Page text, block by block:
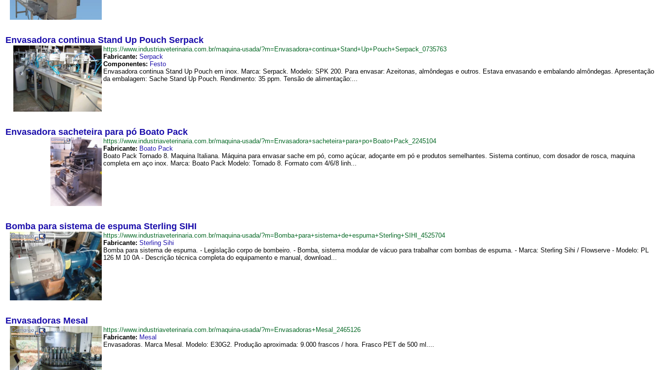
Envasadora continua Stand Up Pouch Serpack
https://www.industriaveterinaria.com.br/maquina-usada/?m=Envasadora+continua+Stand+Up+Pouch+Serpack_0735763
Fabricante: Serpack
Componentes: Festo
Envasadora continua Stand Up Pouch em inox. Marca: Serpack. Modelo: SPK 200. Para envasar: Azeitonas, almôndegas e outros. Estava envasando e embalando almôndegas. Apresentação
da embalagem: Sache Stand Up Pouch. Rendimento: 35 ppm. Tensão de alimentação:...
Envasadora sacheteira para pó Boato Pack
https://www.industriaveterinaria.com.br/maquina-usada/?m=Envasadora+sacheteira+para+po+Boato+Pack_2245104
Fabricante: Boato Pack
Boato Pack Tornado 8. Maquina Italiana. Máquina para envasar sache em pó, como açúcar, adoçante em pó e produtos semelhantes. Sistema continuo, com dosador de rosca, maquina
completa em aço inox. Marca: Boato Pack Modelo: Tornado 8. Formato com 4/6/8 linh...
Bomba para sistema de espuma Sterling SIHI
https://www.industriaveterinaria.com.br/maquina-usada/?m=Bomba+para+sistema+de+espuma+Sterling+SIHI_4525704
Fabricante: Sterling Sihi
Bomba para sistema de espuma. - Legislação corpo de bombeiro. - Bomba, sistema modular de vácuo para trabalhar com bombas de espuma. - Marca: Sterling Sihi / Flowserve - Modelo: PL
126 M 10 0A - Descrição técnica completa do equipamento e manual, download...
Envasadoras Mesal
https://www.industriaveterinaria.com.br/maquina-usada/?m=Envasadoras+Mesal_2465126
Fabricante: Mesal
Envasadoras. Marca Mesal. Modelo: E30G2. Produção aproximada: 9.000 frascos / hora. Frasco PET de 500 ml....